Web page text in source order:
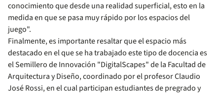
conocimiento que desde una realidad superficial, esto en la
medida en que se pasa muy rápido por los espacios del
juego".
Finalmente, es importante resaltar que el espacio más
destacado en el que se ha trabajado este tipo de docencia es
el Semillero de Innovación "DigitalScapes" de la Facultad de
Arquitectura y Diseño, coordinado por el profesor Claudio
José Rossi, en el cual participan estudiantes de pregrado y